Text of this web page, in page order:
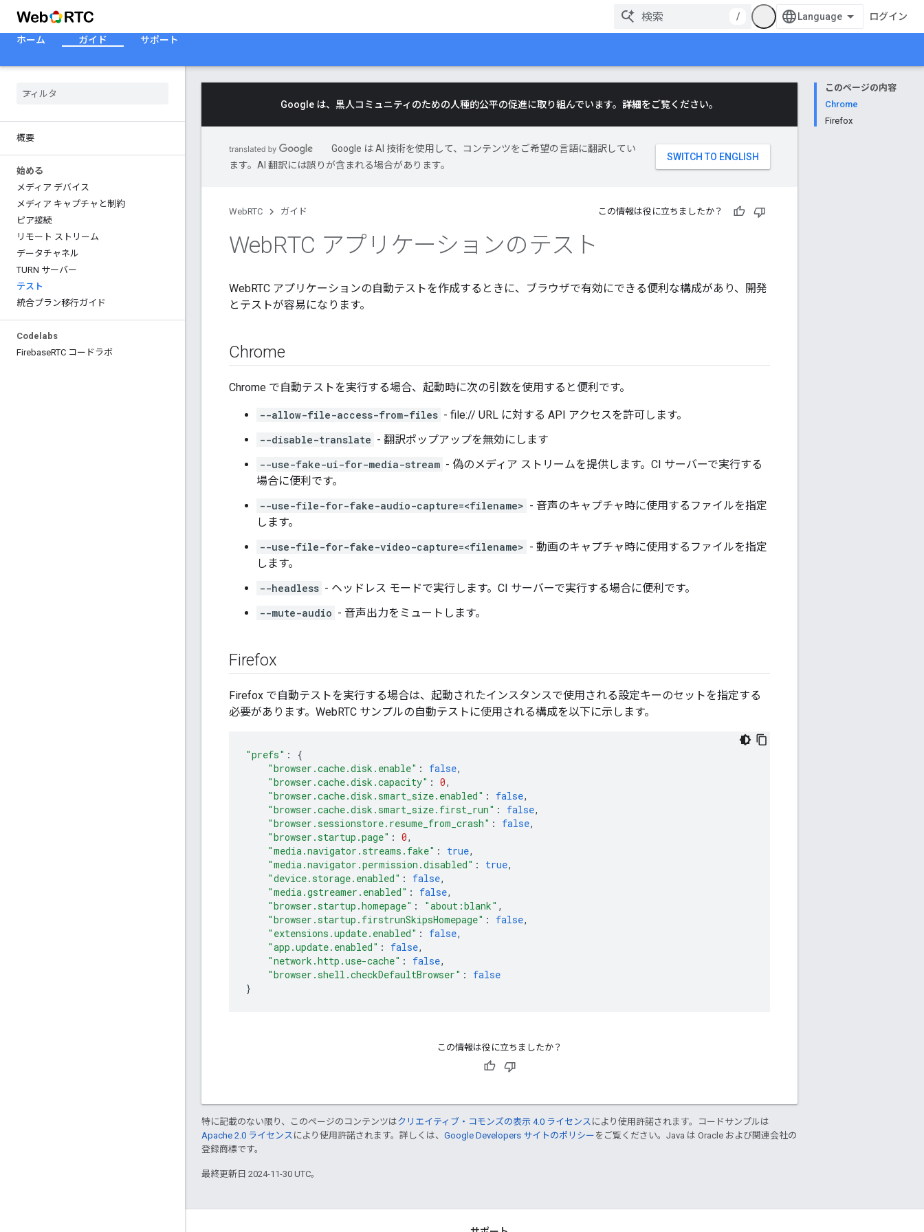
/ ログイン
ホーム ガイド サポート
概要
始める
メディア デバイス
メディア キャプチャと制約
ピア接続
リモート ストリーム
データチャネル
TURN サーバー
テスト
統合プラン移行ガイド
Codelabs
FirebaseRTC コードラボ
このページの内容
Chrome
Firefox
Google は、黒人コミュニティのための人種的公平の促進に取り組んでいます。 詳細をご覧ください。
Google は AI 技術を使用して、コンテンツをご希望の言語に翻訳してい
ます。AI 翻訳には誤りが含まれる場合があります。
WebRTC ガイド この情報は役に立ちましたか？
WebRTC アプリケーションのテスト
WebRTC アプリケーションの自動テストを作成するときに、ブラウザで有効にできる便利な構成があり、開発
とテストが容易になります。
Chrome
Chrome で自動テストを実行する場合、起動時に次の引数を使用すると便利です。
--allow-file-access-from-files - file:// URL に対する API アクセスを許可します。
--disable-translate - 翻訳ポップアップを無効にします
--use-fake-ui-for-media-stream - 偽のメディア ストリームを提供します。CI サーバーで実行する
場合に便利です。
--use-file-for-fake-audio-capture=<filename> - 音声のキャプチャ時に使用するファイルを指定
します。
--use-file-for-fake-video-capture=<filename> - 動画のキャプチャ時に使用するファイルを指定
します。
--headless - ヘッドレス モードで実行します。CI サーバーで実行する場合に便利です。
--mute-audio - 音声出力をミュートします。
Firefox
Firefox で自動テストを実行する場合は、起動されたインスタンスで使用される設定キーのセットを指定する
必要があります。WebRTC サンプルの自動テストに使用される構成を以下に示します。
"prefs" :
{
"browser.cache.disk.enable" : false,
"browser.cache.disk.capacity" : 0,
"browser.cache.disk.smart_size.enabled" : false,
"browser.cache.disk.smart_size.first_run" : false,
"browser.sessionstore.resume_from_crash" : false,
"browser.startup.page" : 0,
"media.navigator.streams.fake" : true,
"media.navigator.permission.disabled" : true,
"device.storage.enabled" : false,
"media.gstreamer.enabled" : false,
"browser.startup.homepage" : "about:blank" ,
"browser.startup.firstrunSkipsHomepage" : false,
"extensions.update.enabled" : false,
"app.update.enabled" : false,
"network.http.use-cache" : false,
"browser.shell.checkDefaultBrowser" :
false
}
この情報は役に立ちましたか？
特に記載のない限り、このページのコンテンツはクリエイティブ・コモンズの表示 4.0 ライセンス により使用許諾されます。コードサンプルは
Apache 2.0 ライセンス により使用許諾されます。詳しくは、 Google Developers サイトのポリシー をご覧ください。Java は Oracle および関連会社の
登録商標です。
最終更新日 2024-11-30 UTC。